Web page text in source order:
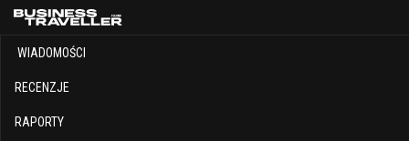
WIADOMOŚCI
RECENZJE
RAPORTY